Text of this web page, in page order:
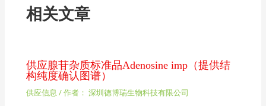
相关文章
供应腺苷杂质标准品Adenosine imp（提供结
构纯度确认图谱）
供应信息 / 作者： 深圳德博瑞生物科技有限公司